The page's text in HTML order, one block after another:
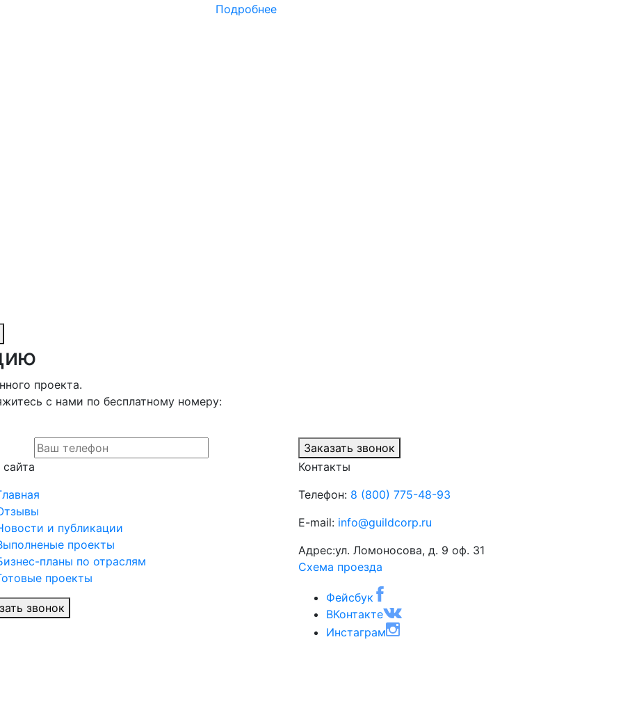
Подробнее
проекта.
с нами по бесплатному номеру:
Заказать звонок
сайта
и публикации
проекты
планы по отраслям
проекты
звонок
Контакты
Телефон: 8 (800) 775-48-93
E-mail: info@guildcorp.ru
Адрес:ул. Ломоносова, д. 9 оф. 31
Схема проезда
Фейсбук
ВКонтакте
Инстаграм